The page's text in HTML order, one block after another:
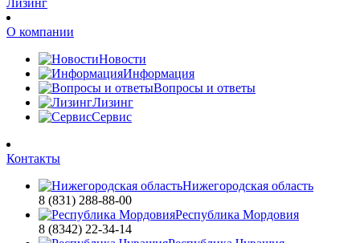
Лизинг
О компании
Новости
Информация
Вопросы и ответы
Лизинг
Сервис
Контакты
Нижегородская область
8 (831) 288-88-00
Республика Мордовия
8 (8342) 22-34-14